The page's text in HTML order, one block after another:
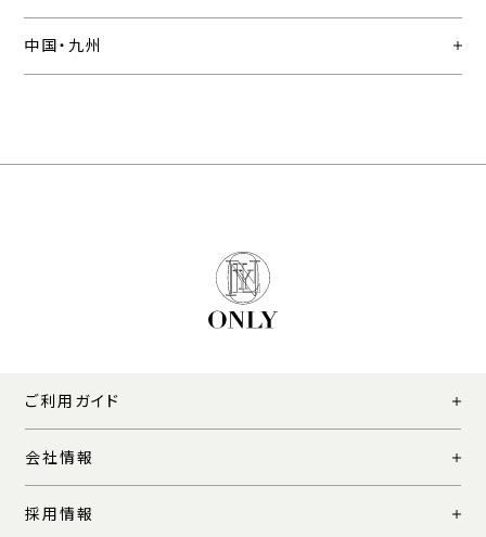
中国・九州
ご利用ガイド
会社情報
採用情報